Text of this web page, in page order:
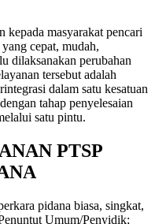
kepada masyarakat pencari
cepat, mudah,
dilaksanakan perubahan
tersebut adalah
dalam satu kesatuan
tahap penyelesaian
satu pintu.
PTSP
pidana biasa, singkat,
Umum/Penyidik;